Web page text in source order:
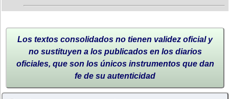
Los textos consolidados no tienen validez oficial y
no sustituyen a los publicados en los diarios
oficiales, que son los únicos instrumentos que dan
fe de su autenticidad